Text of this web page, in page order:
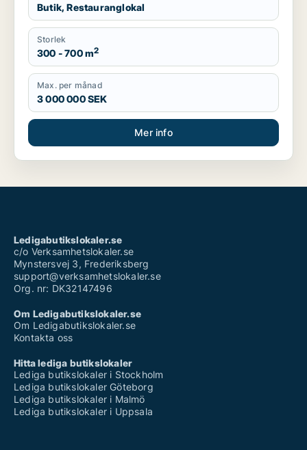
Butik, Restauranglokal
Storlek
300 - 700 m2
Max. per månad
3 000 000 SEK
Mer info
Ledigabutikslokaler.se
c/o Verksamhetslokaler.se
Mynstersvej 3, Frederiksberg
support@verksamhetslokaler.se
Org. nr: DK32147496
Om Ledigabutikslokaler.se
Om Ledigabutikslokaler.se
Kontakta oss
Hitta lediga butikslokaler
Lediga butikslokaler i Stockholm
Lediga butikslokaler Göteborg
Lediga butikslokaler i Malmö
Lediga butikslokaler i Uppsala